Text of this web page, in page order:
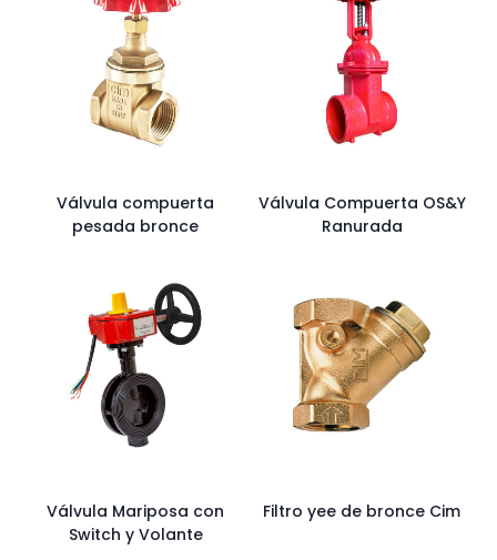
Válvula compuerta
pesada bronce
Válvula Compuerta OS&Y
Ranurada
Válvula Mariposa con
Switch y Volante
Filtro yee de bronce Cim